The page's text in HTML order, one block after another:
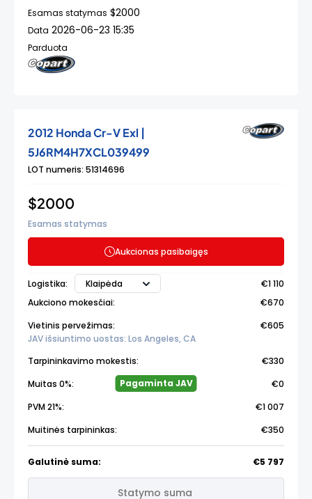
Esamas statymas $2000
Data 2026-06-23 15:35
Parduota
2012 Honda Cr-V Exl |
5J6RM4H7XCL039499
LOT numeris: 51314696
$2000
Esamas statymas
Aukcionas pasibaigęs
Logistika: Klaipėda
€1 110
Aukciono mokesčiai:
€670
Vietinis pervežimas:
JAV išsiuntimo uostas: Los Angeles, CA
€605
Tarpininkavimo mokestis:
€330
Muitas 0%:
Pagaminta JAV
€0
PVM 21%:
€1 007
Muitinės tarpininkas:
€350
Galutinė suma: €5 797